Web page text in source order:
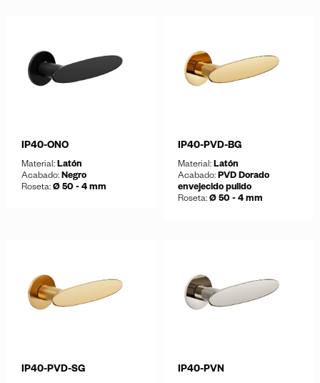
IP40-ONO
Material: Latón
Acabado: Negro
Roseta: Ø 50 - 4 mm
IP40-PVD-BG
Material: Latón
Acabado: PVD Dorado
envejecido pulido
Roseta: Ø 50 - 4 mm
IP40-PVD-SG IP40-PVN